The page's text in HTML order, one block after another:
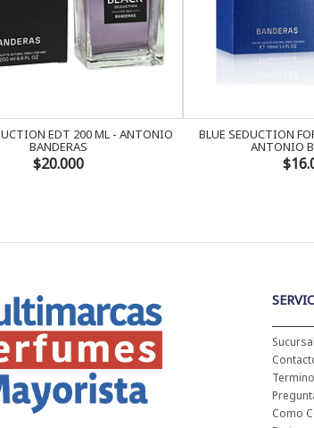
EDT 200 ML - ANTONIO
BANDERAS
$20.000
BLUE SEDUCTION
ANTONIO
Como